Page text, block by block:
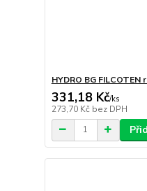
HYDRO BG
331,18 Kč/ks
273,70 Kč bez DPH